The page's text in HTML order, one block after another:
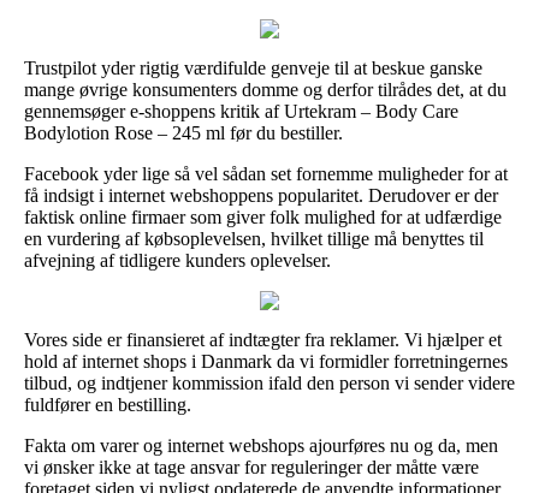
Trustpilot yder rigtig værdifulde genveje til at beskue ganske
mange øvrige konsumenters domme og derfor tilrådes det, at du
gennemsøger e-shoppens kritik af Urtekram – Body Care
Bodylotion Rose – 245 ml før du bestiller.
Facebook yder lige så vel sådan set fornemme muligheder for at
få indsigt i internet webshoppens popularitet. Derudover er der
faktisk online firmaer som giver folk mulighed for at udfærdige
en vurdering af købsoplevelsen, hvilket tillige må benyttes til
afvejning af tidligere kunders oplevelser.
Vores side er finansieret af indtægter fra reklamer. Vi hjælper et
hold af internet shops i Danmark da vi formidler forretningernes
tilbud, og indtjener kommission ifald den person vi sender videre
fuldfører en bestilling.
Fakta om varer og internet webshops ajourføres nu og da, men
vi ønsker ikke at tage ansvar for reguleringer der måtte være
foretaget siden vi nyligst opdaterede de anvendte informationer.